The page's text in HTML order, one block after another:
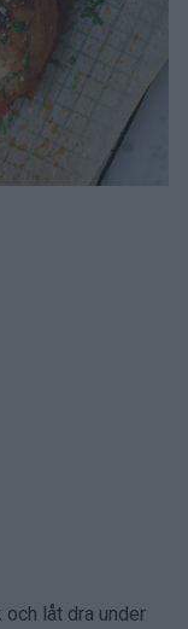
låt dra under